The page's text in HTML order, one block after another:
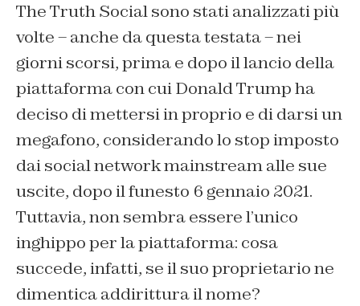
The Truth Social sono stati analizzati più
volte – anche da questa testata – nei
giorni scorsi, prima e dopo il lancio della
piattaforma con cui Donald Trump ha
deciso di mettersi in proprio e di darsi un
megafono, considerando lo stop imposto
dai social network mainstream alle sue
uscite, dopo il funesto 6 gennaio 2021.
Tuttavia, non sembra essere l’unico
inghippo per la piattaforma: cosa
succede, infatti, se il suo proprietario ne
dimentica addirittura il nome?